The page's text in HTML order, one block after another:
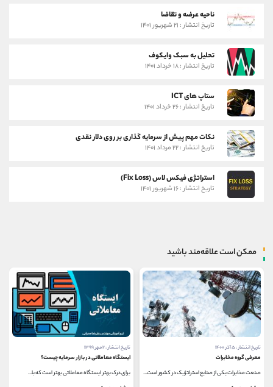
ناحیه عرضه و تقاضا
تاریخ انتشار : ۲۱ شهریور ۱۴۰۱
تحلیل به سبک وایکوف
تاریخ انتشار : ۱۸ خرداد ۱۴۰۱
ستاپ های ICT
تاریخ انتشار : ۲۶ خرداد ۱۴۰۱
نکات مهم پیش از سرمایه گذاری بر روی دلار نقدی
تاریخ انتشار : ۲۲ مرداد ۱۴۰۱
استراتژی فیکس لاس (Fix Loss)
تاریخ انتشار : ۱۶ شهریور ۱۴۰۱
ممکن است علاقه‌مند باشید
تاریخ انتشار : ۵ آذر ۱۴۰۰
معرفی گروه مخابرات
صنعت مخابرات یکی از صنایع استراتژیک در کشور است...
تاریخ انتشار : ۲ مهر ۱۳۹۹
ایستگاه معاملاتی در بازار سرمایه چیست؟
برای درک بهتر ایستگاه معاملاتی بهتر است که با...